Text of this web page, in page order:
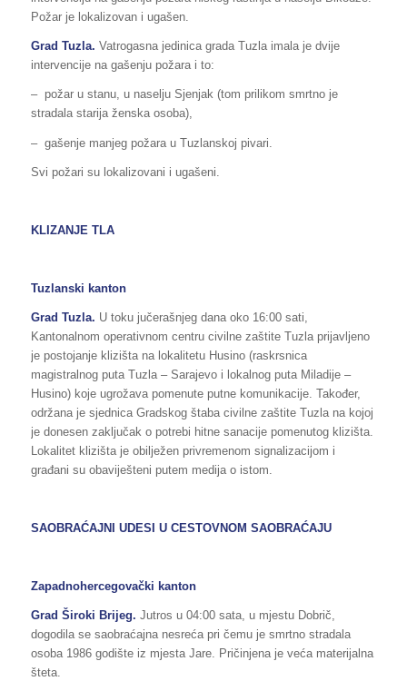
Požar je lokalizovan i ugašen.
Grad Tuzla. Vatrogasna jedinica grada Tuzla imala je dvije
intervencije na gašenju požara i to:
– požar u stanu, u naselju Sjenjak (tom prilikom smrtno je
stradala starija ženska osoba),
– gašenje manjeg požara u Tuzlanskoj pivari.
Svi požari su lokalizovani i ugašeni.
KLIZANJE TLA
Tuzlanski kanton
Grad Tuzla. U toku jučerašnjeg dana oko 16:00 sati,
Kantonalnom operativnom centru civilne zaštite Tuzla prijavljeno
je postojanje klizišta na lokalitetu Husino (raskrsnica
magistralnog puta Tuzla – Sarajevo i lokalnog puta Miladije –
Husino) koje ugrožava pomenute putne komunikacije. Također,
održana je sjednica Gradskog štaba civilne zaštite Tuzla na kojoj
je donesen zaključak o potrebi hitne sanacije pomenutog klizišta.
Lokalitet klizišta je obilježen privremenom signalizacijom i
građani su obaviješteni putem medija o istom.
SAOBRAĆAJNI UDESI U CESTOVNOM SAOBRAĆAJU
Zapadnohercegovački kanton
Grad Široki Brijeg. Jutros u 04:00 sata, u mjestu Dobrič,
dogodila se saobraćajna nesreća pri čemu je smrtno stradala
osoba 1986 godište iz mjesta Jare. Pričinjena je veća materijalna
šteta.